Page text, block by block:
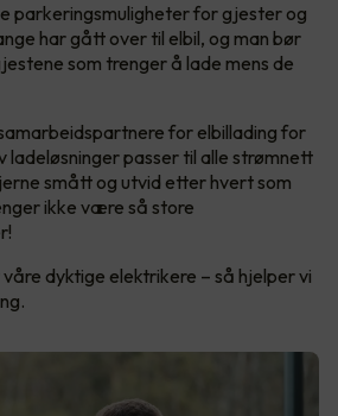
parkeringsmuligheter for gjester og
har gått over til elbil, og man bør
som trenger å lade mens de
for elbillading for
passer til alle strømnett
smått og utvid etter hvert som
ikke være så store
dyktige elektrikere – så hjelper vi